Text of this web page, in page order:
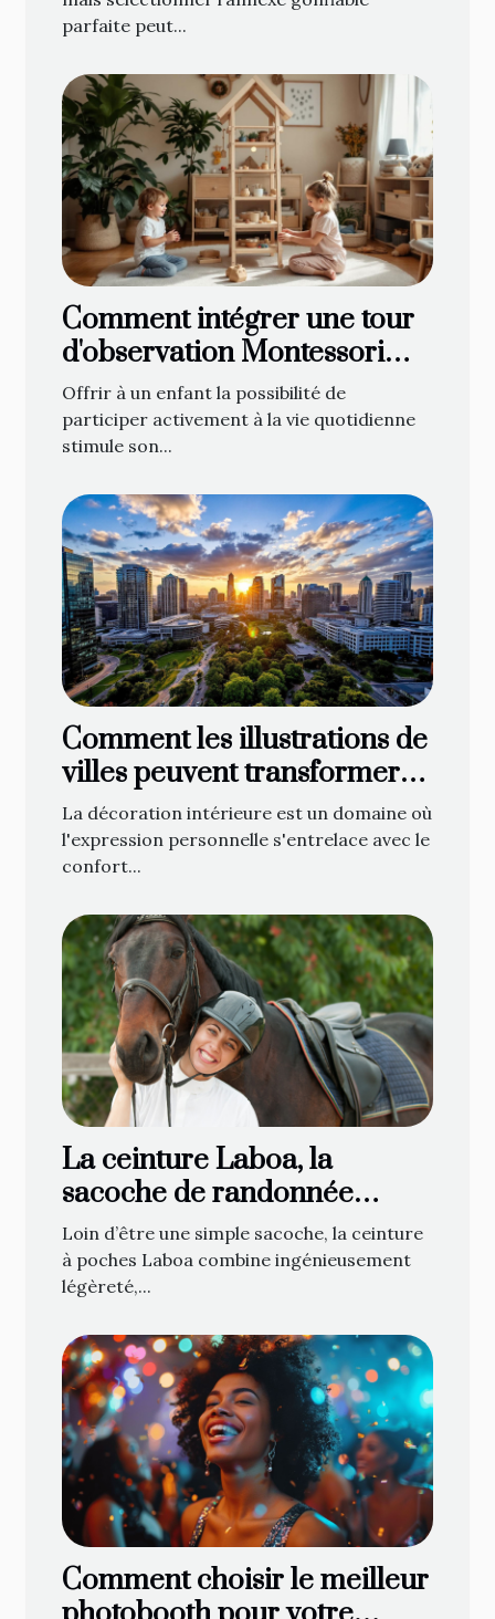
parfaite peut...
Comment intégrer une tour
d'observation Montessori
dans votre foyer
Offrir à un enfant la possibilité de
participer activement à la vie quotidienne
stimule son...
Comment les illustrations de
villes peuvent transformer
votre décoration intérieure
La décoration intérieure est un domaine où
l'expression personnelle s'entrelace avec le
confort...
La ceinture Laboa, la
sacoche de randonnée
attendue de tous les
cavaliers !
Loin d’être une simple sacoche, la ceinture
à poches Laboa combine ingénieusement
légèreté,...
Comment choisir le meilleur